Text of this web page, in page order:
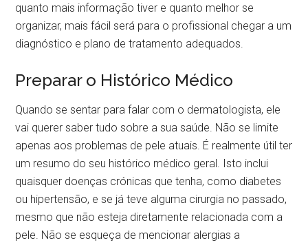
quanto mais informação tiver e quanto melhor se
organizar, mais fácil será para o profissional chegar a um
diagnóstico e plano de tratamento adequados.
Preparar o Histórico Médico
Quando se sentar para falar com o dermatologista, ele
vai querer saber tudo sobre a sua saúde. Não se limite
apenas aos problemas de pele atuais. É realmente útil ter
um resumo do seu histórico médico geral. Isto inclui
quaisquer doenças crónicas que tenha, como diabetes
ou hipertensão, e se já teve alguma cirurgia no passado,
mesmo que não esteja diretamente relacionada com a
pele. Não se esqueça de mencionar alergias a